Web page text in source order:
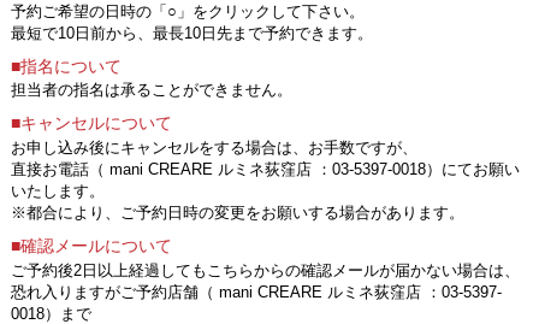
予約ご希望の日時の「○」をクリックして下さい。
最短で10日前から、最長10日先まで予約できます。
■指名について
担当者の指名は承ることができません。
■キャンセルについて
お申し込み後にキャンセルをする場合は、お手数ですが、
直接お電話（ mani CREARE ルミネ荻窪店 ：03-5397-0018）にてお願い
いたします。
※都合により、ご予約日時の変更をお願いする場合があります。
■確認メールについて
ご予約後2日以上経過してもこちらからの確認メールが届かない場合は、
恐れ入りますがご予約店舗（ mani CREARE ルミネ荻窪店 ：03-5397-
0018）まで